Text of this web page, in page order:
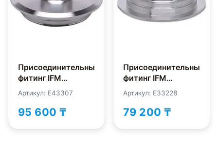
Присоединительный
фитинг IFM
Electronic E43307
Артикул: E43307
95 600 ₸
Присоединительный
фитинг IFM
Electronic E33228
Артикул: E33228
79 200 ₸